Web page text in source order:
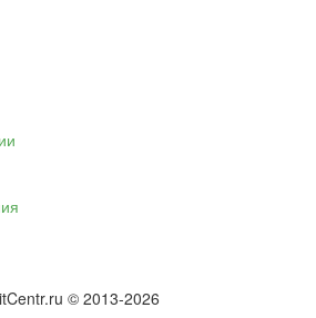
© 2013-2026